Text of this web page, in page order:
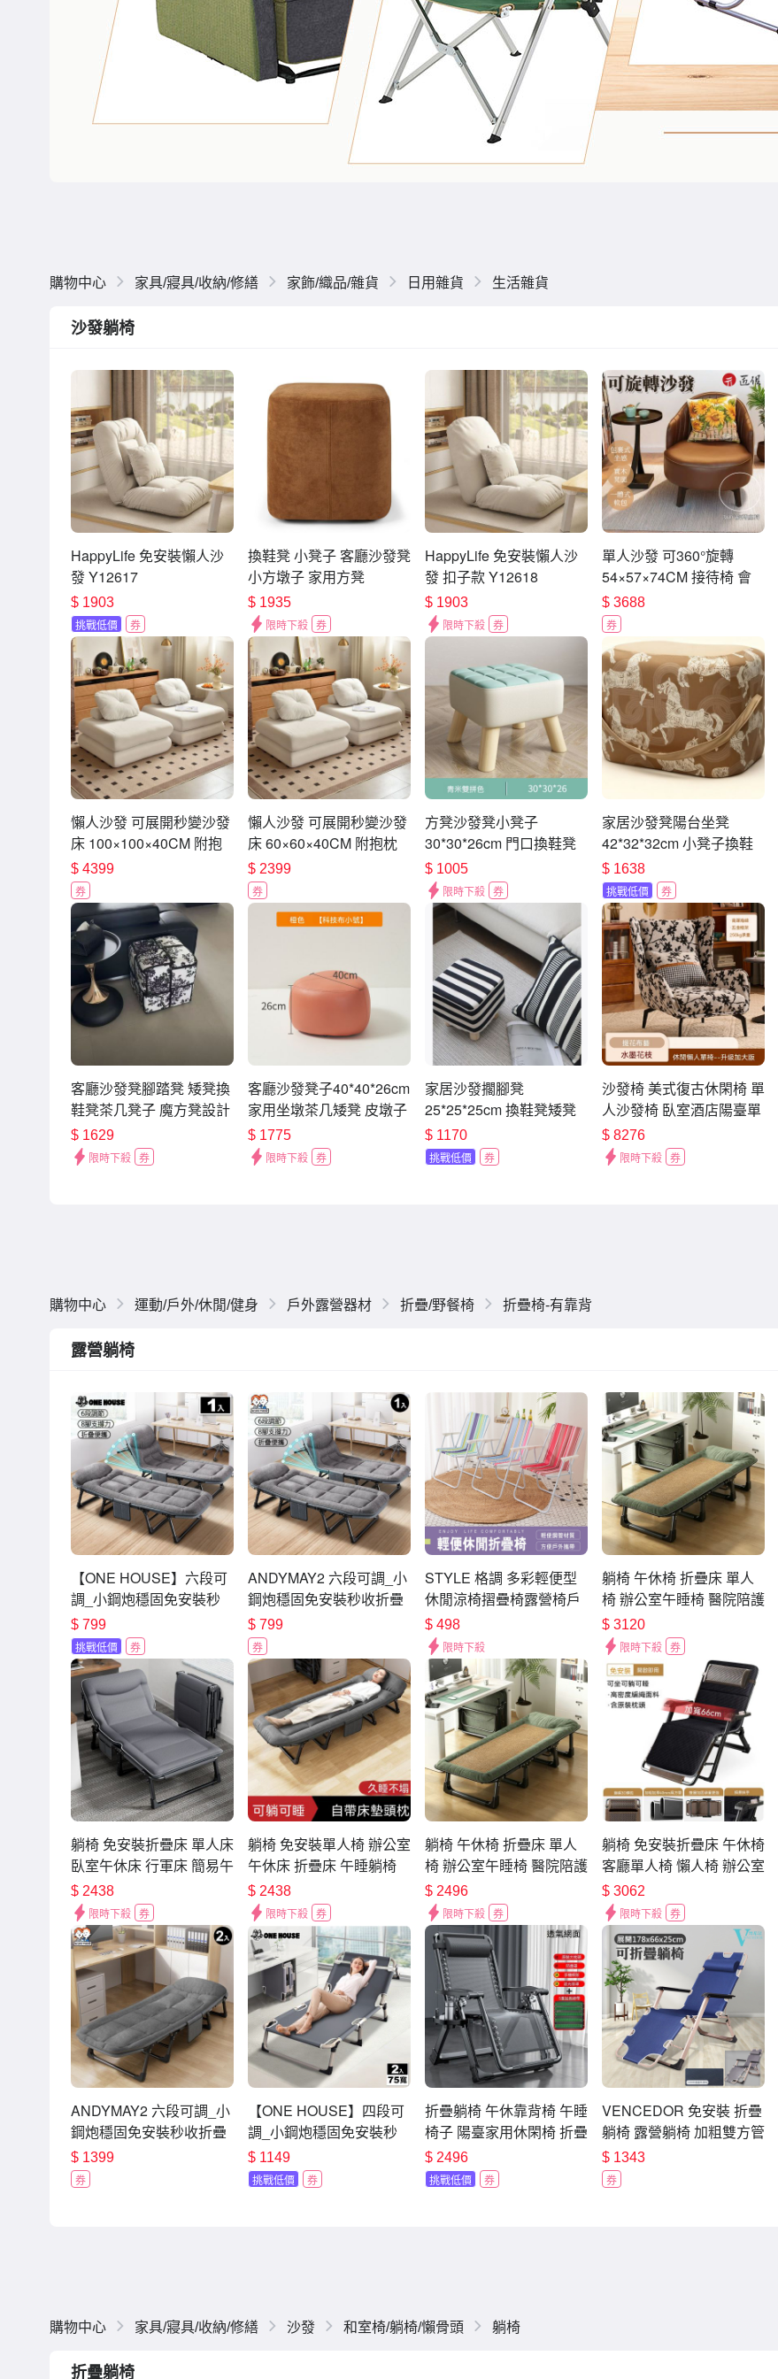
購物中心 家具/寢具/收納/修繕 家飾/織品/雜貨 日用雜貨 生活雜貨
沙發躺椅
HappyLife 免安裝懶人沙
發 Y12617
$ 1903
挑戰低價 券
換鞋凳 小凳子 客廳沙發凳
小方墩子 家用方凳
$ 1935
限時下殺 券
HappyLife 免安裝懶人沙
發 扣子款 Y12618
$ 1903
限時下殺 券
單人沙發 可360°旋轉
54×57×74CM 接待椅 會
客椅 懶骨頭 洽談沙發 休
閒椅
$ 3688
券
懶人沙發 可展開秒變沙發
床 100×100×40CM 附抱
枕 頭枕 可拆洗 懶骨頭 榻
榻米 折疊沙發
$ 4399
券
懶人沙發 可展開秒變沙發
床 60×60×40CM 附抱枕
頭枕 可拆洗 懶骨頭 榻榻
米 折疊沙發
$ 2399
券
方凳沙發凳小凳子
30*30*26cm 門口換鞋凳
凳子 家用矮凳板凳
$ 1005
限時下殺 券
家居沙發凳陽台坐凳
42*32*32cm 小凳子換鞋
矮凳 坐墩門口小板凳方凳
$ 1638
挑戰低價 券
客廳沙發凳腳踏凳 矮凳換
鞋凳茶几凳子 魔方凳設計
感凳子
$ 1629
限時下殺 券
客廳沙發凳子40*40*26cm
家用坐墩茶几矮凳 皮墩子
沙發凳
$ 1775
限時下殺 券
家居沙發擱腳凳
25*25*25cm 換鞋凳矮凳
創意客廳 門口陽台凳子
$ 1170
挑戰低價 券
沙發椅 美式復古休閑椅 單
人沙發椅 臥室酒店陽臺單
椅 懶人沙發 分段式靠背沙
發椅 帶抱枕沙發
$ 8276
限時下殺 券
購物中心 運動/戶外/休閒/健身 戶外露營器材 折疊/野餐椅 折疊椅-有靠背
露營躺椅
【ONE HOUSE】六段可
調_小鋼炮穩固免安裝秒
收折疊床_66寬 1入 (單人
床/行軍床/辦公午休床/露
營床)
$ 799
挑戰低價 券
ANDYMAY2 六段可調_小
鋼炮穩固免安裝秒收折疊
床_66寬 OH-P101【單人
床 行軍床 辦公午休床 露
營床】
$ 799
券
STYLE 格調 多彩輕便型
休閒涼椅摺疊椅露營椅戶
外椅(可摺疊收納)
$ 498
限時下殺
躺椅 午休椅 折疊床 單人
椅 辦公室午睡椅 醫院陪護
床 簡易懶人床 便攜行軍床
（寬75CM）
$ 3120
限時下殺 券
躺椅 免安裝折疊床 單人床
臥室午休床 行軍床 簡易午
睡床 沙發椅 多功能一體椅
$ 2438
限時下殺 券
躺椅 免安裝單人椅 辦公室
午休床 折疊床 午睡躺椅
簡易行軍床 夜班值班床 醫
院陪護床
$ 2438
限時下殺 券
躺椅 午休椅 折疊床 單人
椅 辦公室午睡椅 醫院陪護
床 簡易懶人床 便攜行軍床
（寬56/68cm）
$ 2496
限時下殺 券
躺椅 免安裝折疊床 午休椅
客廳單人椅 懶人椅 辦公室
午睡椅 編藤椅 簡易行軍床
$ 3062
限時下殺 券
ANDYMAY2 六段可調_小
鋼炮穩固免安裝秒收折疊
床_66寬 (2入) OH-
P101【單人床 行軍床 辦
$ 1399
券
【ONE HOUSE】四段可
調_小鋼炮穩固免安裝秒
收折疊床_75寬 2入 (單人
床/行軍床/辦公午休床/露
$ 1149
挑戰低價 券
折疊躺椅 午休靠背椅 午睡
椅子 陽臺家用休閑椅 折疊
床 懶人沙發 藤編椅子（）
$ 2496
挑戰低價 券
VENCEDOR 免安裝 折疊
躺椅 露營躺椅 加粗雙方管
午睡床 單人床 休閒椅
$ 1343
券
購物中心 家具/寢具/收納/修繕 沙發 和室椅/躺椅/懶骨頭 躺椅
折疊躺椅